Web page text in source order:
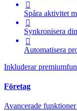

Spåra aktivitet

Synkronisera

Automatisera
Inkluderar
Företag
Avancerade